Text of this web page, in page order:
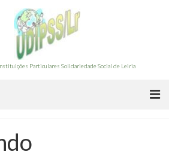
Particulares Solidariedade Social de Leiria
2025/2028